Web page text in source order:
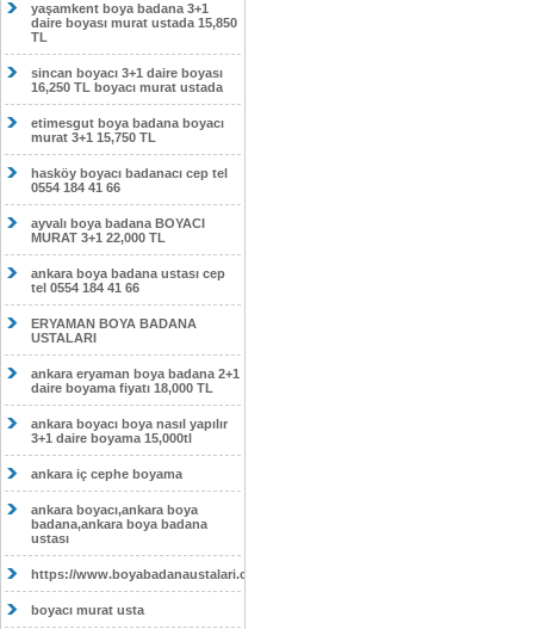
yaşamkent boya badana 3+1
daire boyası murat ustada 15,850
TL
sincan boyacı 3+1 daire boyası
16,250 TL boyacı murat ustada
etimesgut boya badana boyacı
murat 3+1 15,750 TL
hasköy boyacı badanacı cep tel
0554 184 41 66
ayvalı boya badana BOYACI
MURAT 3+1 22,000 TL
ankara boya badana ustası cep
tel 0554 184 41 66
ERYAMAN BOYA BADANA
USTALARI
ankara eryaman boya badana 2+1
daire boyama fiyatı 18,000 TL
ankara boyacı boya nasıl yapılır
3+1 daire boyama 15,000tl
ankara iç cephe boyama
ankara boyacı,ankara boya
badana,ankara boya badana
ustası
https://www.boyabadanaustalari.com/
boyacı murat usta